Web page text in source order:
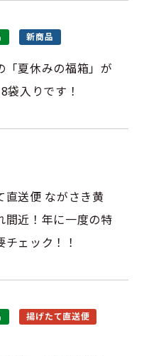
新商品
「夏休みの福箱」が
入りです！
直送便 ながさき黄
間近！年に一度の特
ェック！！
揚げたて直送便